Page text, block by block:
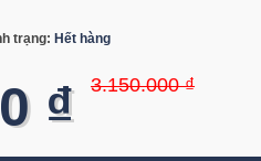
trạng: Hết hàng
3.150.000 ₫
₫